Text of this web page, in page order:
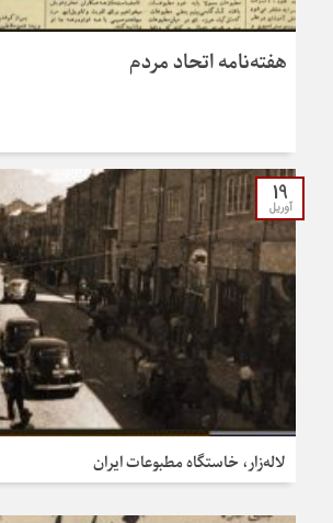
هفته‌نامه اتحاد مردم
19
آوریل
لاله‌زار، خاستگاه مطبوعات ایران